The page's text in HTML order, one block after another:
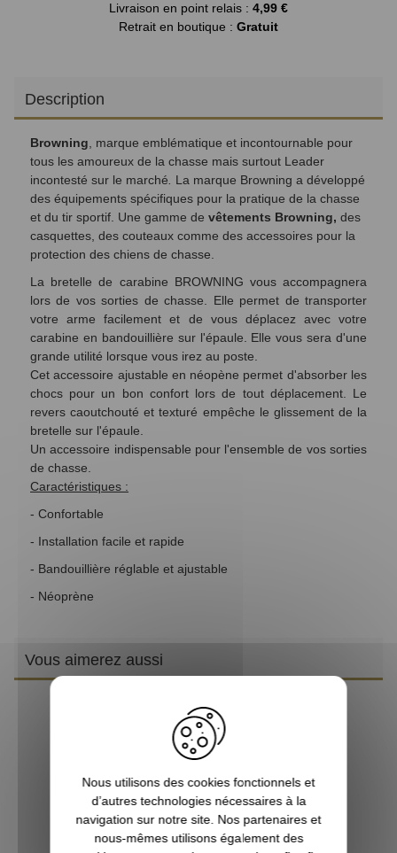
Livraison en point relais : 4,99 €
Retrait en boutique : Gratuit
Description
Browning , marque emblématique et incontournable pour
tous les amoureux de la chasse mais surtout Leader
incontesté sur le marché
La marque Browning a développé
des équipements spécifiques pour la pratique de la chasse
et du tir sportif. Une gamme de vêtements Browning, des
casquettes, des couteaux comme des accessoires pour la
protection des chiens de chasse.
La bretelle de carabine BROWNING vous accompagnera
lors de vos sorties de chasse. Elle permet de transporter
votre arme facilement et de vous déplacez avec votre
carabine en bandouillière sur l'épaule. Elle vous sera d'une
grande utilité lorsque vous irez au poste.
Cet accessoire ajustable en néopène permet d'absorber les
chocs pour un bon confort lors de tout déplacement. Le
revers caoutchouté et texturé empêche le glissement de la
bretelle sur l'épaule.
Un accessoire indispensable pour l'ensemble de vos sorties
de chasse.
Caractéristiques :
- Confortable
- Installation facile et rapide
- Bandouillière réglable et ajustable
- Néoprène
Vous aimerez aussi
Nous utilisons des cookies fonctionnels et
d’autres technologies nécessaires à la
navigation sur notre site. Nos partenaires et
nous-mêmes utilisons également des